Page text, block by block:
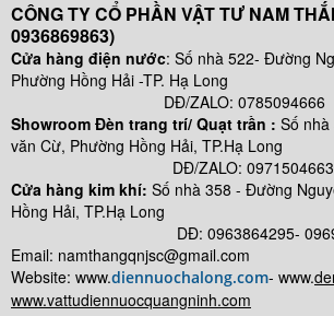
CÔNG TY CỔ PHẦN VẬT TƯ NAM
0936869863)
Cửa hàng điện nước: Số nhà 522- Đường
Phường Hồng Hải -TP. Hạ Long
DĐ/ZALO: 0785094666
Showroom Đèn trang trí/ Quạt trần : Số
văn Cừ, Phường Hồng Hải, TP.Hạ Long
DĐ/ZALO: 0971504663
Cửa hàng kim khí: Số nhà 358 - Đường
Hồng Hải, TP.Hạ Long
DĐ: 0963864295-
Email: namthangqnjsc@gmail.com
Website: www.diennuochalong.com- www.
www.vattudiennuocquangninh.com